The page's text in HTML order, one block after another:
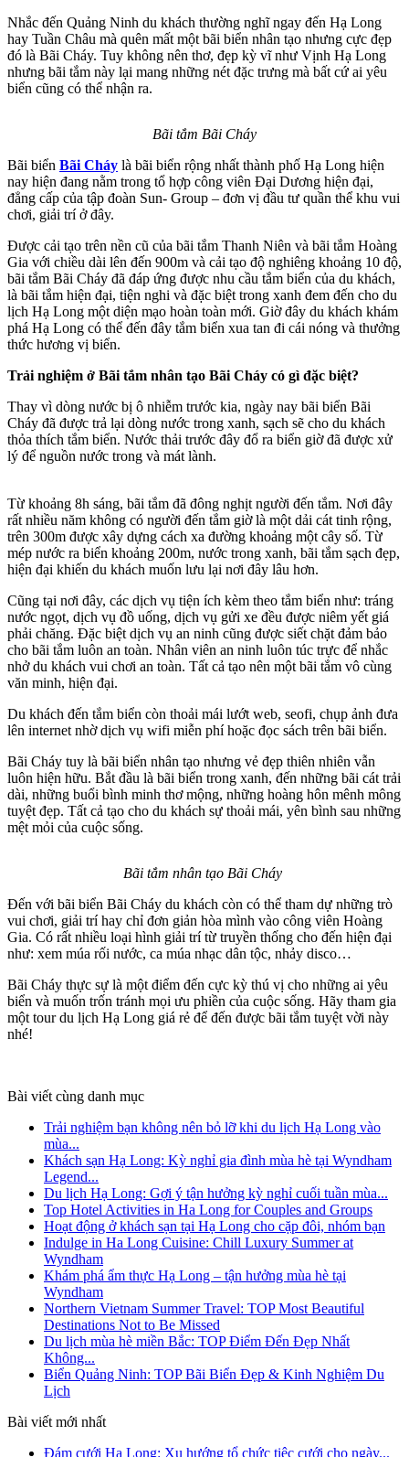
Nhắc đến Quảng Ninh du khách thường nghĩ ngay đến Hạ Long
hay Tuần Châu mà quên mất một bãi biển nhân tạo nhưng cực đẹp
đó là Bãi Cháy. Tuy không nên thơ, đẹp kỳ vĩ như Vịnh Hạ Long
nhưng bãi tắm này lại mang những nét đặc trưng mà bất cứ ai yêu
biển cũng có thể nhận ra.
Bãi tắm Bãi Cháy
Bãi biển Bãi Cháy là bãi biển rộng nhất thành phố Hạ Long hiện
nay hiện đang nằm trong tổ hợp công viên Đại Dương hiện đại,
đẳng cấp của tập đoàn Sun- Group – đơn vị đầu tư quần thể khu vui
chơi, giải trí ở đây.
Được cải tạo trên nền cũ của bãi tắm Thanh Niên và bãi tắm Hoàng
Gia với chiều dài lên đến 900m và cải tạo độ nghiêng khoảng 10 độ,
bãi tắm Bãi Cháy đã đáp ứng được nhu cầu tắm biển của du khách,
là bãi tắm hiện đại, tiện nghi và đặc biệt trong xanh đem đến cho du
lịch Hạ Long một diện mạo hoàn toàn mới. Giờ đây du khách khám
phá Hạ Long có thể đến đây tắm biển xua tan đi cái nóng và thưởng
thức hương vị biển.
Trải nghiệm ở Bãi tắm nhân tạo Bãi Cháy có gì đặc biệt?
Thay vì dòng nước bị ô nhiễm trước kia, ngày nay bãi biển Bãi
Cháy đã được trả lại dòng nước trong xanh, sạch sẽ cho du khách
thỏa thích tắm biển. Nước thải trước đây đổ ra biển giờ đã được xử
lý để nguồn nước trong và mát lành.
Từ khoảng 8h sáng, bãi tắm đã đông nghịt người đến tắm. Nơi đây
rất nhiều năm không có người đến tắm giờ là một dải cát tinh rộng,
trên 300m được xây dựng cách xa đường khoảng một cây số. Từ
mép nước ra biển khoảng 200m, nước trong xanh, bãi tắm sạch đẹp,
hiện đại khiến du khách muốn lưu lại nơi đây lâu hơn.
Cũng tại nơi đây, các dịch vụ tiện ích kèm theo tắm biển như: tráng
nước ngọt, dịch vụ đồ uống, dịch vụ gửi xe đều được niêm yết giá
phải chăng. Đặc biệt dịch vụ an ninh cũng được siết chặt đảm bảo
cho bãi tắm luôn an toàn. Nhân viên an ninh luôn túc trực để nhắc
nhở du khách vui chơi an toàn. Tất cả tạo nên một bãi tắm vô cùng
văn minh, hiện đại.
Du khách đến tắm biển còn thoải mái lướt web, seofi, chụp ảnh đưa
lên internet nhờ dịch vụ wifi miễn phí hoặc đọc sách trên bãi biển.
Bãi Cháy tuy là bãi biển nhân tạo nhưng vẻ đẹp thiên nhiên vẫn
luôn hiện hữu. Bắt đầu là bãi biển trong xanh, đến những bãi cát trải
dài, những buổi bình minh thơ mộng, những hoàng hôn mênh mông
tuyệt đẹp. Tất cả tạo cho du khách sự thoải mái, yên bình sau những
mệt mỏi của cuộc sống.
Bãi tắm nhân tạo Bãi Cháy
Đến với bãi biển Bãi Cháy du khách còn có thể tham dự những trò
vui chơi, giải trí hay chỉ đơn giản hòa mình vào công viên Hoàng
Gia. Có rất nhiều loại hình giải trí từ truyền thống cho đến hiện đại
như: xem múa rối nước, ca múa nhạc dân tộc, nhảy disco…
Bãi Cháy thực sự là một điểm đến cực kỳ thú vị cho những ai yêu
biển và muốn trốn tránh mọi ưu phiền của cuộc sống. Hãy tham gia
một tour du lịch Hạ Long giá rẻ để đến được bãi tắm tuyệt vời này
nhé!
Bài viết cùng danh mục
Trải nghiệm bạn không nên bỏ lỡ khi du lịch Hạ Long vào
mùa...
Khách sạn Hạ Long: Kỳ nghỉ gia đình mùa hè tại Wyndham
Legend...
Du lịch Hạ Long: Gợi ý tận hưởng kỳ nghỉ cuối tuần mùa...
Top Hotel Activities in Ha Long for Couples and Groups
Hoạt động ở khách sạn tại Hạ Long cho cặp đôi, nhóm bạn
Indulge in Ha Long Cuisine: Chill Luxury Summer at
Wyndham
Khám phá ẩm thực Hạ Long – tận hưởng mùa hè tại
Wyndham
Northern Vietnam Summer Travel: TOP Most Beautiful
Destinations Not to Be Missed
Du lịch mùa hè miền Bắc: TOP Điểm Đến Đẹp Nhất
Không...
Biển Quảng Ninh: TOP Bãi Biển Đẹp & Kinh Nghiệm Du
Lịch
Bài viết mới nhất
Đám cưới Hạ Long: Xu hướng tổ chức tiệc cưới cho ngày...